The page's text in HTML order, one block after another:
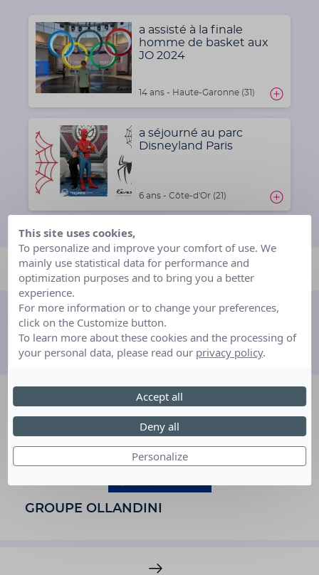
a assisté à la finale
homme de basket aux
JO 2024
14 ans - Haute-Garonne (31)
a séjourné au parc
Disneyland Paris
6 ans - Côte-d'Or (21)
Découvrez d'autres
entreprises partenaires
GROUPE OLLANDINI
This site uses cookies,
To personalize and improve your comfort of use. We
mainly use statistical data for performance and
optimization purposes and to bring you a better
experience.
For more information or to change your preferences,
click on the Customize button.
To learn more about these cookies and the processing of
your personal data, please read our privacy policy.
Personalize
Deny all
Accept all